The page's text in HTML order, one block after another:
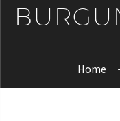
Home